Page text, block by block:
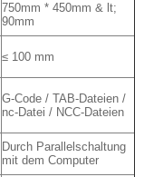
750mm * 450mm & lt;
90mm
≤ 100 mm
G-Code / TAB-Dateien /
nc-Datei / NCC-Dateien
Durch Parallelschaltung
mit dem Computer